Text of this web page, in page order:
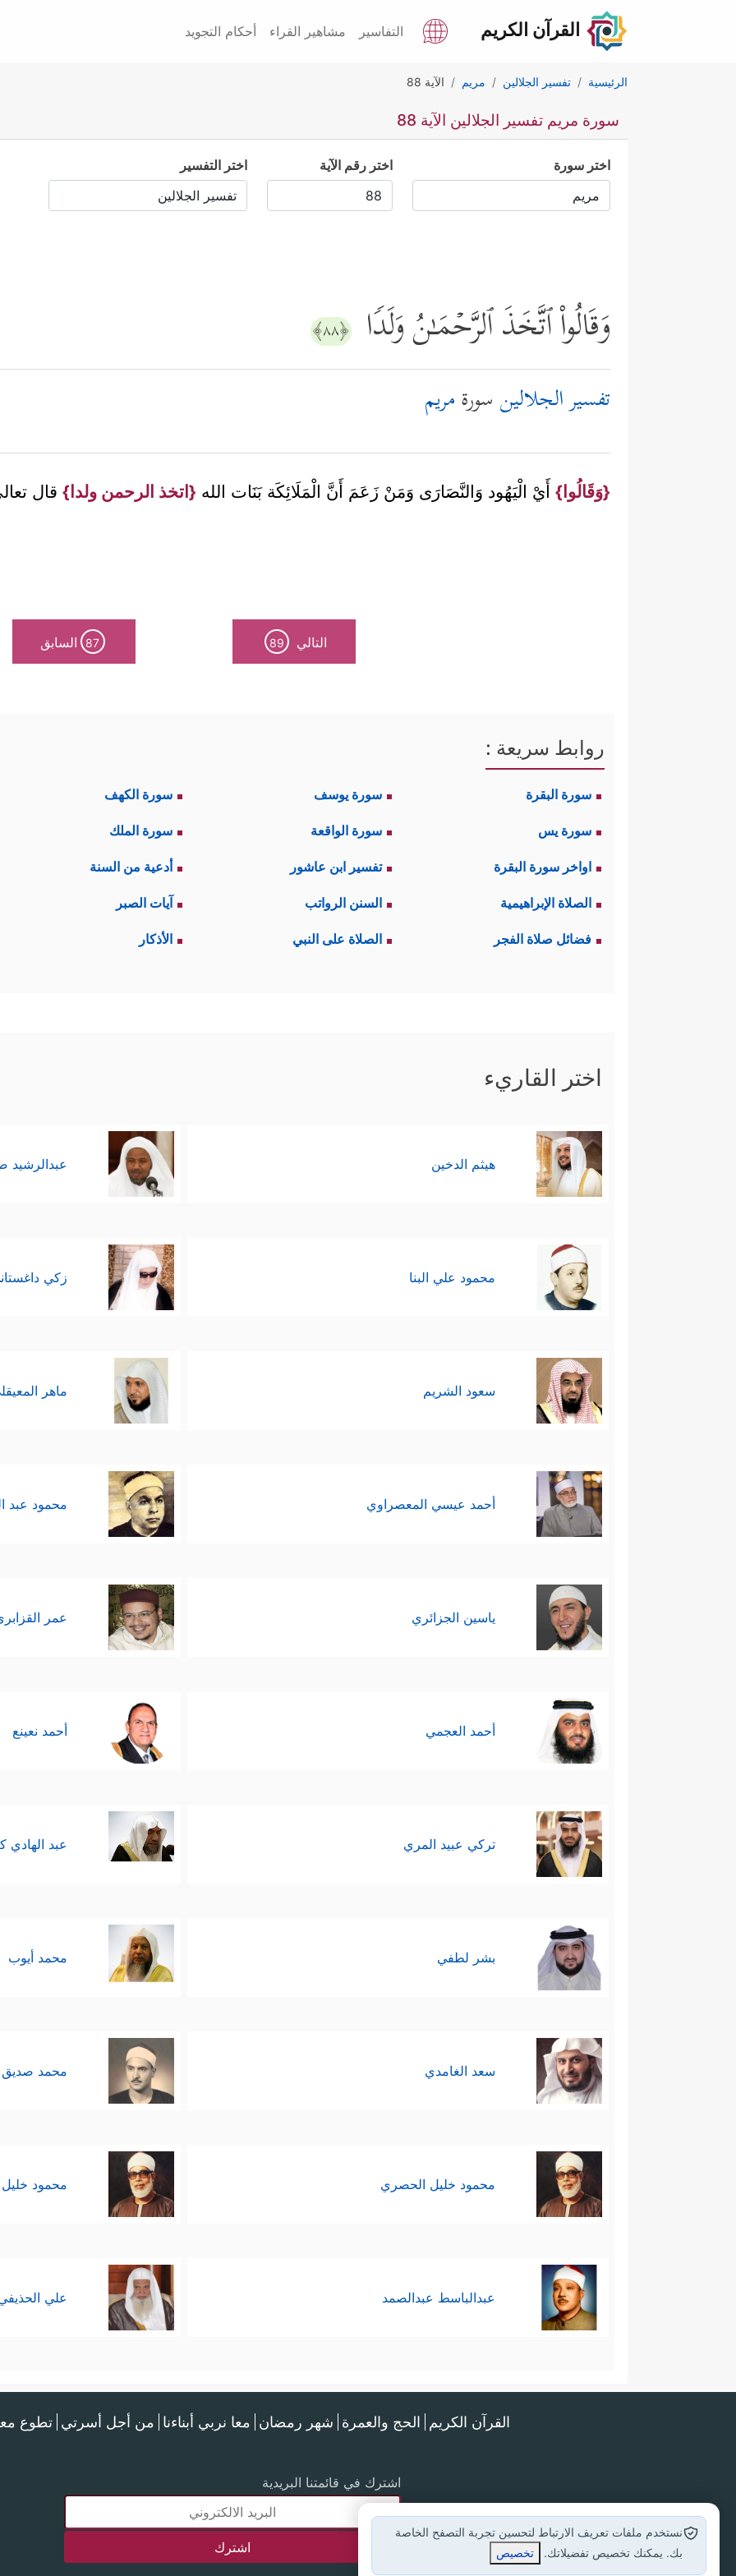
القرآن الكريم التفاسير مشاهير القراء أحكام التجويد
الرئيسية تفسير الجلالين مريم الآية 88
سورة مريم تفسير الجلالين الآية 88
اختر سورة اختر رقم الآية اختر التفسير
وَقَالُواْ ٱتَّخَذَ ٱلرَّحۡمَـٰنُ وَلَدࣰا ﴿٨٨﴾
تفسير الجلالين سورةمريم
{وَقَالُوا} أَيْ الْيَهُود وَالنَّصَارَى وَمَنْ زَعَمَ أَنَّ الْمَلَائِكَة بَنَات الله {اتخذ الرحمن ولدا} قال
التالي 89
87 السابق
روابط سريعة :
سورة البقرة سورة يوسف سورة الكهف
سورة يس سورة الواقعة سورة الملك
اواخر سورة البقرة تفسير ابن عاشور أدعية من السنة
الصلاة الإبراهيمية السنن الرواتب آيات الصبر
فضائل صلاة الفجر الصلاة على النبي الأذكار
اختر القاريء
هيثم الدخين عبدالرشيد
محمود علي البنا زكي
سعود الشريم ماهر
أحمد عيسي المعصراوي محمود عبد
ياسين الجزائري عمر
أحمد العجمي أحمد نعينع
تركي عبيد المري عبد الهادي
بشر لطفي محمد أيوب
سعد الغامدي محمد صديق
محمود خليل الحصري محمود
عبدالباسط عبدالصمد علي
القرآن الكريم الحج والعمرة شهر رمضان معا نربي أبناءنا من أجل أسرتي تطوع
اشترك في قائمتنا البريدية
نستخدم ملفات تعريف الارتباط لتحسين تجربة التصفح الخاصة
بك. يمكنك تخصيص تفضيلاتك.
تخصيص